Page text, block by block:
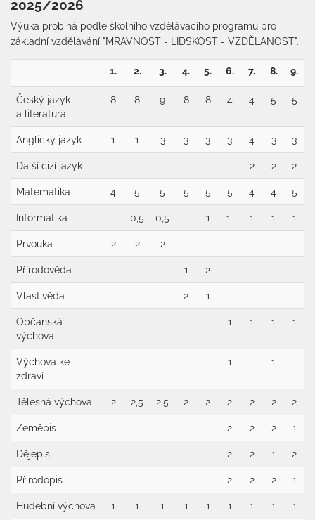
2025/2026
Výuka probíhá podle školního vzdělávacího programu pro
základní vzdělávání "MRAVNOST - LIDSKOST - VZDĚLANOST".
1. 2. 3. 4. 5. 6. 7. 8. 9.
Český jazyk
a literatura
8 8 9 8 8 4 4 5 5
Anglický jazyk 1 1 3 3 3 3 4 3 3
Další cizí jazyk 2 2 2
Matematika 4 5 5 5 5 5 4 4 5
Informatika 0,5 0,5 1 1 1 1 1
Prvouka 2 2 2
Přírodověda 1 2
Vlastivěda 2 1
Občanská
výchova
1 1 1 1
Výchova ke
zdraví
1 1
Tělesná výchova 2 2,5 2,5 2 2 2 2 2 2
Zeměpis 2 2 2 1
Dějepis 2 2 1 2
Přírodopis 2 2 2 1
Hudební výchova 1 1 1 1 1 1 1 1 1